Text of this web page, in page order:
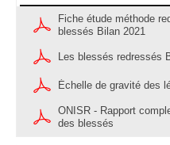
Fiche étude méthode
blessés Bilan 2021
Les blessés redressés
Échelle de gravité des
ONISR - Rapport
des blessés